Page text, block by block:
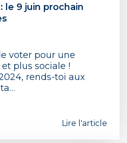
le 9 juin prochain
voter pour une
plus sociale !
rends-toi aux
Lire l'article